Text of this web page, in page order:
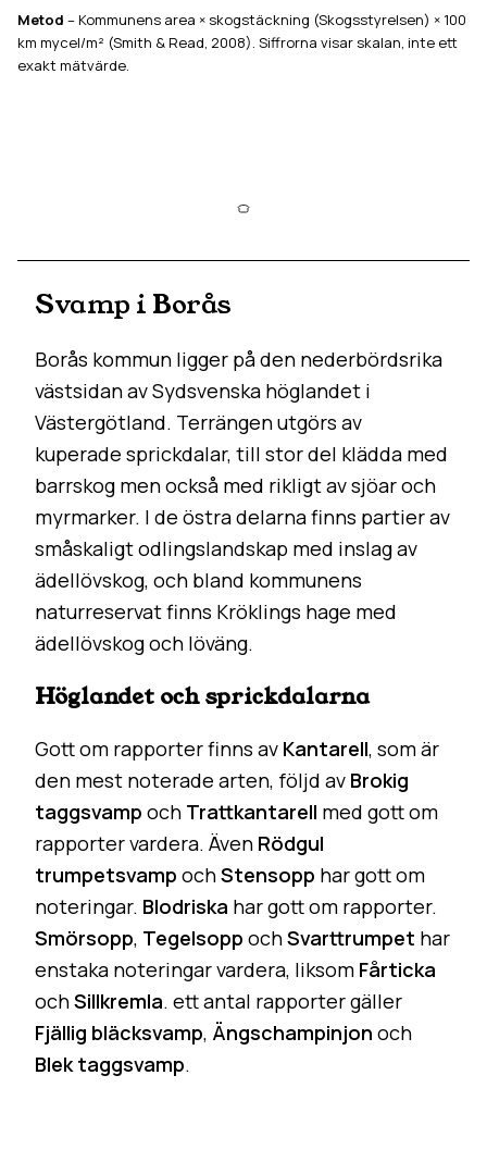
Metod – Kommunens area × skogstäckning (Skogsstyrelsen) × 100
km mycel/m² (Smith & Read, 2008). Siffrorna visar skalan, inte ett
exakt mätvärde.
Svamp i Borås
Borås kommun ligger på den nederbördsrika
västsidan av Sydsvenska höglandet i
Västergötland. Terrängen utgörs av
kuperade sprickdalar, till stor del klädda med
barrskog men också med rikligt av sjöar och
myrmarker. I de östra delarna finns partier av
småskaligt odlingslandskap med inslag av
ädellövskog, och bland kommunens
naturreservat finns Kröklings hage med
ädellövskog och löväng.
Höglandet och sprickdalarna
Gott om rapporter finns av Kantarell, som är
den mest noterade arten, följd av Brokig
taggsvamp och Trattkantarell med gott om
rapporter vardera. Även Rödgul
trumpetsvamp ochStensopp har gott om
noteringar. Blodriska har gott om rapporter.
Smörsopp, Tegelsopp ochSvarttrumpet har
enstaka noteringar vardera, liksom Fårticka
ochSillkremla. ett antal rapporter gäller
Fjällig bläcksvamp, Ängschampinjon och
Blek taggsvamp.